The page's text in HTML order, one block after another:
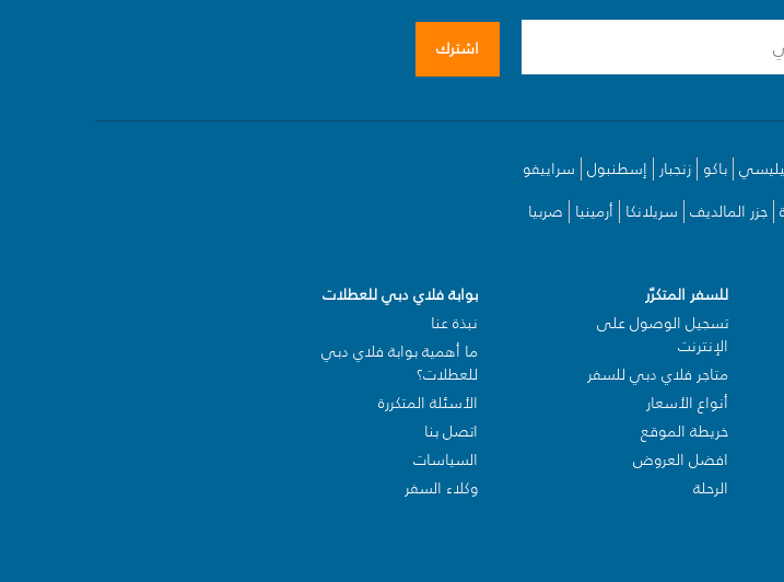
اشترك
باكو زنجبار إسطنبول سراييفو
جزر المالديف سريلانكا أرمينيا صربيا
للسفر المتكرّر
تسجيل الوصول على
الإنترنت
متاجر فلاي دبي للسفر
أنواع الأسعار
خريطة الموقع
افضل العروض
الرحلة
بوابة فلاي دبي للعطلات
نبذة عنا
ما أهمية بوابة فلاي دبي
للعطلات؟
الأسئلة المتكررة
اتصل بنا
السياسات
وكلاء السفر